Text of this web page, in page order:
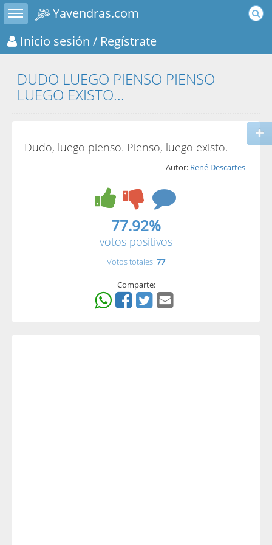
Toggle sidebar
Yavendras.com
Inicio sesión / Regístrate
DUDO LUEGO PIENSO PIENSO
LUEGO EXISTO...
Dudo, luego pienso. Pienso, luego existo.
Autor: René Descartes
77.92%
votos positivos
Votos totales: 77
Comparte: